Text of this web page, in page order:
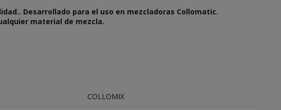
Desarrollado para el uso en mezcladoras Collomatic.
material de mezcla.
COLLOMIX